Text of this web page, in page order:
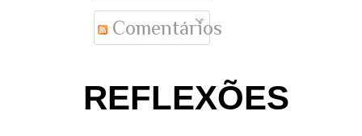
Comentários
REFLEXÕES